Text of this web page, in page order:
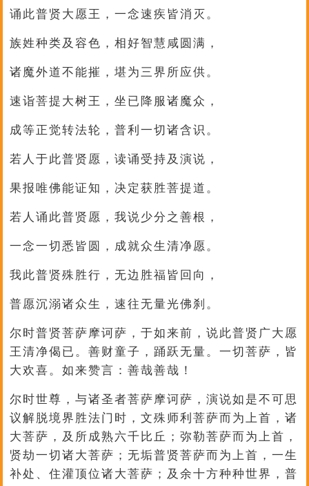
诵此普贤大愿王，一念速疾皆消灭。
族姓种类及容色，相好智慧咸圆满，
诸魔外道不能摧，堪为三界所应供。
速诣菩提大树王，坐已降服诸魔众，
成等正觉转法轮，普利一切诸含识。
若人于此普贤愿，读诵受持及演说，
果报唯佛能证知，决定获胜菩提道。
若人诵此普贤愿，我说少分之善根，
一念一切悉皆圆，成就众生清净愿。
我此普贤殊胜行，无边胜福皆回向，
普愿沉溺诸众生，速往无量光佛刹。
尔时普贤菩萨摩诃萨，于如来前，说此普贤广大愿
王清净偈已。善财童子，踊跃无量。一切菩萨，皆
大欢喜。如来赞言：善哉善哉！
尔时世尊，与诸圣者菩萨摩诃萨，演说如是不可思
议解脱境界胜法门时，文殊师利菩萨而为上首，诸
大菩萨，及所成熟六千比丘；弥勒菩萨而为上首，
贤劫一切诸大菩萨；无垢普贤菩萨而为上首，一生
补处、住灌顶位诸大菩萨；及余十方种种世界，普